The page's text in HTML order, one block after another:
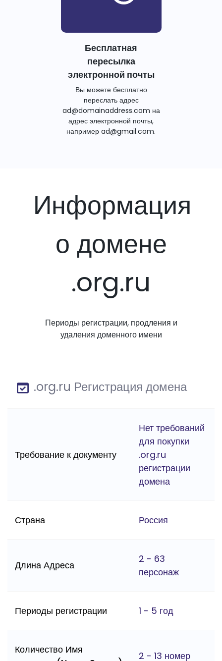
Бесплатная
пересылка
электронной почты
Вы можете бесплатно
переслать адрес
ad@domainaddress.com на
адрес электронной почты,
например ad@gmail.com.
Информация
о домене
.org.ru
Периоды регистрации, продления и
удаления доменного имени
.org.ru Регистрация домена
Требование к документу
Нет требований
для покупки
.org.ru
регистрации
домена
Страна Россия
Длина Адреса
2 - 63
персонаж
Периоды регистрации 1 - 5 год
Количество Имя
2 - 13 номер